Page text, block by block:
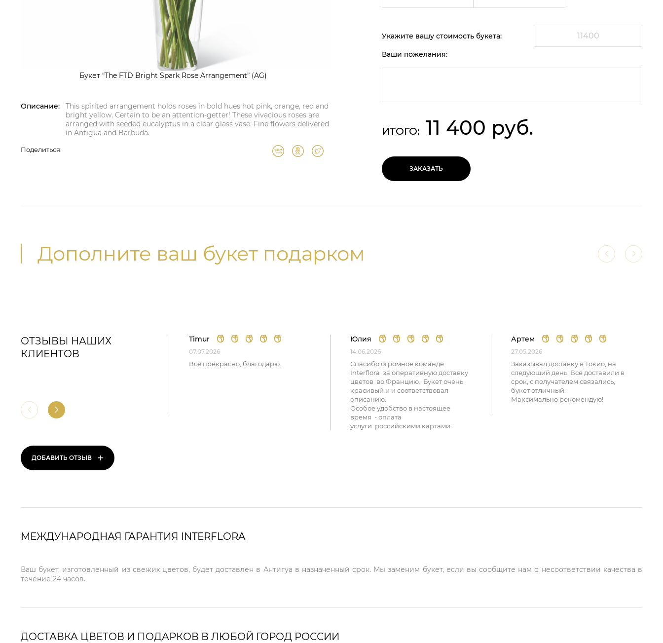
Букет “The FTD Bright Spark Rose Arrangement” (AG)
Описание:
This spirited arrangement holds roses in bold hues hot pink, orange, red and
bright yellow. Certain to be an attention-getter! These vivacious roses are
arranged with seeded eucalyptus in a clear glass vase. Fine flowers delivered
in Antigua and Barbuda.
Поделиться:
Укажите вашу стоимость букета:
Ваши пожелания:
ИТОГО: 11 400 руб.
ЗАКАЗАТЬ
Дополните ваш букет подарком
ОТЗЫВЫ НАШИХ
КЛИЕНТОВ
ДОБАВИТЬ ОТЗЫВ +
Timur
07.07.2026
Все прекрасно, благодарю.
Юлия
14.06.2026
Спасибо огромное команде
Interflora за оперативную доставку
цветов во Францию. Букет очень
красивый и и соответствовал
описанию.
Особое удобство в настоящее
время - оплата
услуги российскими картами.
Артем
27.05.2026
Заказывал доставку в Токио, на
следующий день. Всё доставили в
срок, с получателем связались,
букет отличный.
Максимально рекомендую!
МЕЖДУНАРОДНАЯ ГАРАНТИЯ INTERFLORA
Ваш букет, изготовленный из свежих цветов, будет доставлен в Антигуа в назначенный срок. Мы заменим букет, если вы сообщите нам о несоответствии качества в
течение 24 часов.
ДОСТАВКА ЦВЕТОВ И ПОДАРКОВ В ЛЮБОЙ ГОРОД РОССИИ